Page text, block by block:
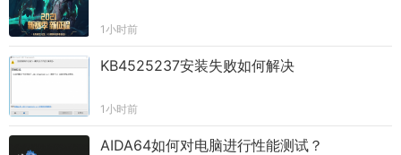
1小时前
KB4525237安装失败如何解决
1小时前
AIDA64如何对电脑进行性能测试？